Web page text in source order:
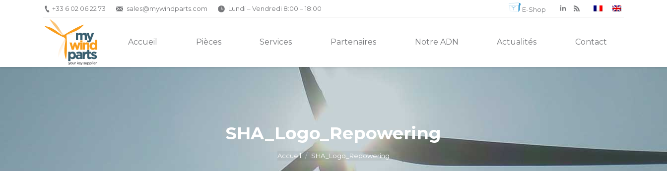
+33 6 02 06 22 73 sales@mywindparts.com Lundi – Vendredi 8:00 – 18:00 E-Shop
Accueil Pièces Services Partenaires Notre ADN Actualités Contact
SHA_Logo_Repowering
Accueil SHA_Logo_Repowering